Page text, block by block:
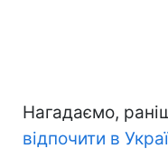
Нагадаємо,
відпочити в